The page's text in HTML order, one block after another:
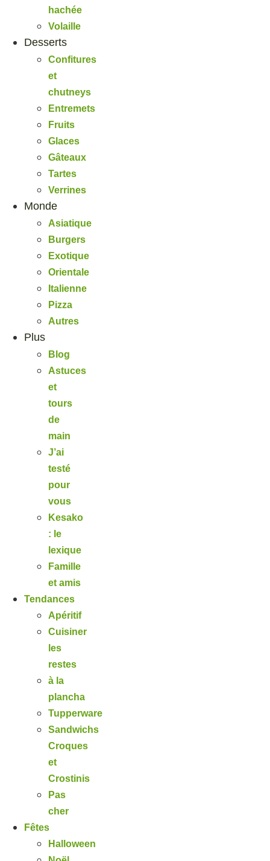
hachée
Volaille
Desserts
Confitures
et
chutneys
Entremets
Fruits
Glaces
Gâteaux
Tartes
Verrines
Monde
Asiatique
Burgers
Exotique
Orientale
Italienne
Pizza
Autres
Plus
Blog
Astuces
et
tours
de
main
J’ai
testé
pour
vous
Kesako
: le
lexique
Famille
et amis
Tendances
Apéritif
Cuisiner
les
restes
à la
plancha
Tupperware
Sandwichs
Croques
et
Crostinis
Pas
cher
Fêtes
Halloween